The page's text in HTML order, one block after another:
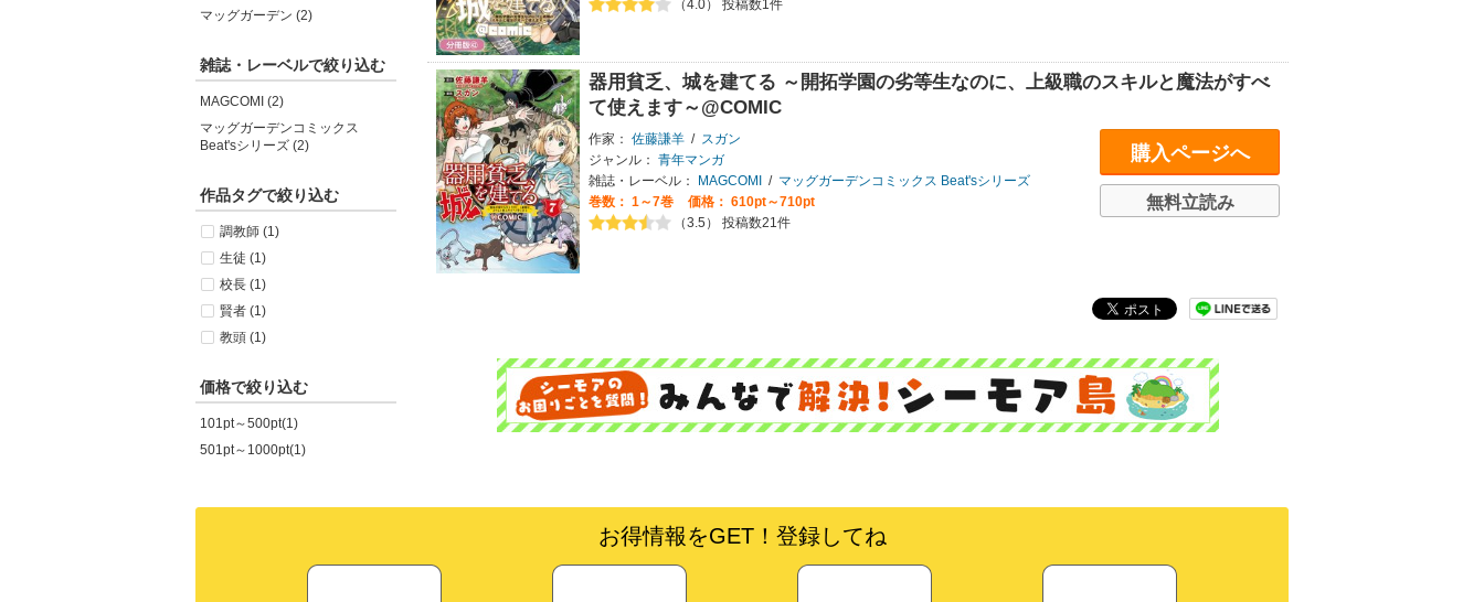
マッグガーデン (2)
雑誌・レーベルで絞り込む
MAGCOMI (2)
マッグガーデンコミックス
Beat'sシリーズ (2)
作品タグで絞り込む
調教師 (1)
生徒 (1)
校長 (1)
賢者 (1)
教頭 (1)
価格で絞り込む
101pt～500pt(1)
501pt～1000pt(1)
（4.0） 投稿数1件
器用貧乏、城を建てる ～開拓学園の劣等生なのに、上級職のスキルと魔法がすべ
て使えます～@COMIC
作家： 佐藤謙羊 / スガン
ジャンル： 青年マンガ
雑誌・レーベル：
MAGCOMI / マッグガーデンコミックス Beat'sシリーズ
巻数： 1～7巻
価格： 610pt～710pt
（3.5） 投稿数21件
購入ページへ
無料立読み
お得情報をGET！登録してね